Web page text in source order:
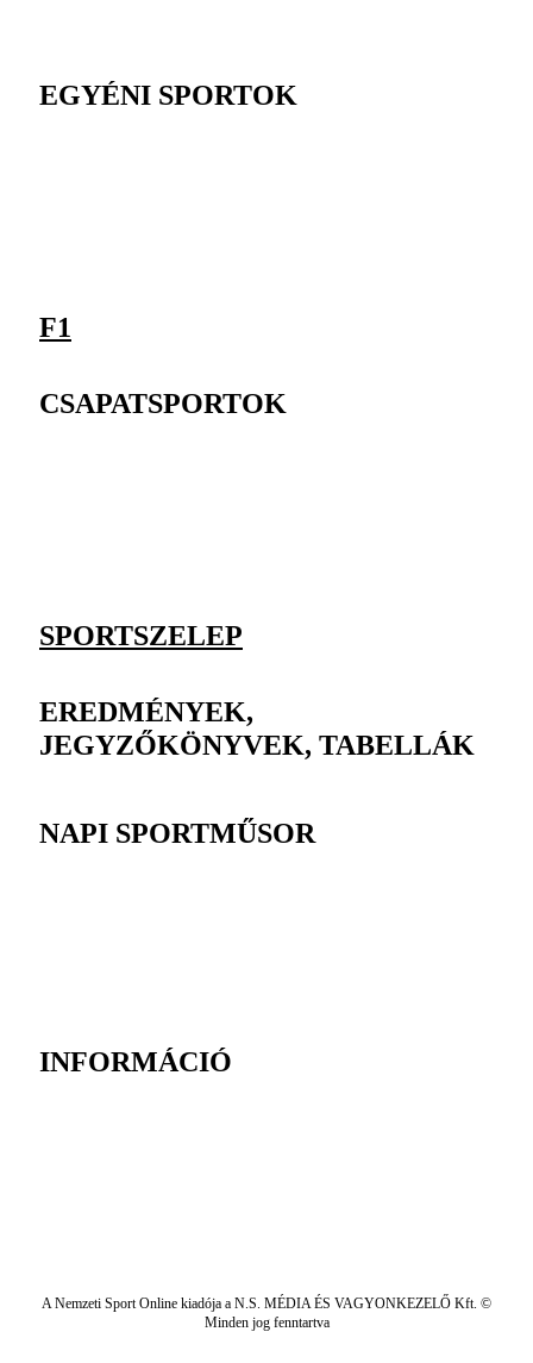
EGYÉNI SPORTOK
F1
CSAPATSPORTOK
SPORTSZELEP
EREDMÉNYEK,
JEGYZŐKÖNYVEK, TABELLÁK
NAPI SPORTMŰSOR
INFORMÁCIÓ
A Nemzeti Sport Online kiadója a N.S. MÉDIA ÉS VAGYONKEZELŐ Kft. ©
Minden jog fenntartva